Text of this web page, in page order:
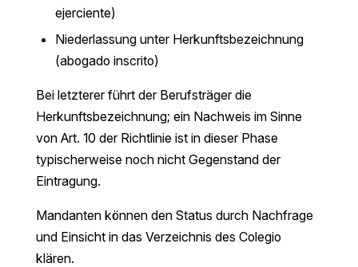
ejerciente)
Niederlassung unter Herkunftsbezeichnung
(abogado inscrito)
Bei letzterer führt der Berufsträger die
Herkunftsbezeichnung; ein Nachweis im Sinne
von Art. 10 der Richtlinie ist in dieser Phase
typischerweise noch nicht Gegenstand der
Eintragung.
Mandanten können den Status durch Nachfrage
und Einsicht in das Verzeichnis des Colegio
klären.